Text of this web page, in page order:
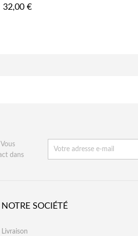
Prix
32,00 €
dans
NOTRE SOCIÉTÉ
Livraison